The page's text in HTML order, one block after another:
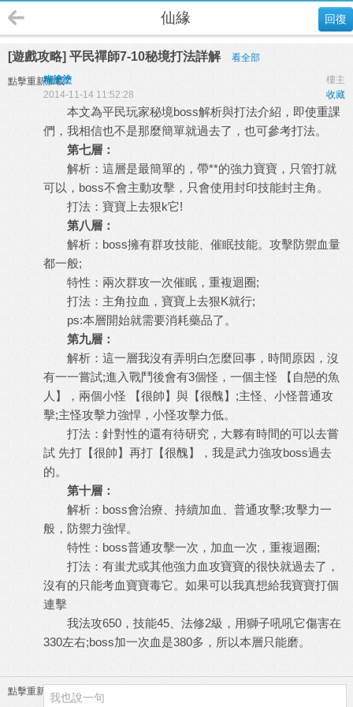
回復
仙緣
[遊戲攻略] 平民禪師7-10秘境打法詳解 看全部
點擊重新加載 樓主
糊塗塗
收藏
2014-11-14 11:52:28
本文為平民玩家秘境boss解析與打法介紹，即使重課
們，我相信也不是那麼簡單就過去了，也可參考打法。
第七層：
解析：這層是最簡單的，帶**的強力寶寶，只管打就
可以，boss不會主動攻擊，只會使用封印技能封主角。
打法：寶寶上去狠k它!
第八層：
解析：boss擁有群攻技能、催眠技能。攻擊防禦血量
都一般;
特性：兩次群攻一次催眠，重複迴圈;
打法：主角拉血，寶寶上去狠K就行;
ps:本層開始就需要消耗藥品了。
第九層：
解析：這一層我沒有弄明白怎麼回事，時間原因，沒
有一一嘗試;進入戰鬥後會有3個怪，一個主怪 【自戀的魚
人】，兩個小怪 【很帥】與【很醜】;主怪、小怪普通攻
擊;主怪攻擊力強悍，小怪攻擊力低。
打法：針對性的還有待研究，大夥有時間的可以去嘗
試 先打【很帥】再打【很醜】，我是武力強攻boss過去
的。
第十層：
解析：boss會治療、持續加血、普通攻擊;攻擊力一
般，防禦力強悍。
特性：boss普通攻擊一次，加血一次，重複迴圈;
打法：有蚩尤或其他強力血攻寶寶的很快就過去了，
沒有的只能考血寶寶毒它。如果可以我真想給我寶寶打個
連擊
我法攻650，技能45、法修2級，用獅子吼吼它傷害在
330左右;boss加一次血是380多，所以本層只能磨。
點擊重新加載